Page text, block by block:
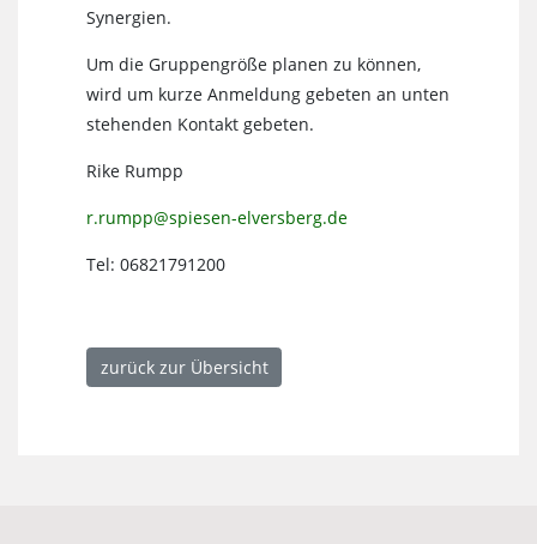
Synergien.
Um die Gruppengröße planen zu können,
wird um kurze Anmeldung gebeten an unten
stehenden Kontakt gebeten.
Rike Rumpp
r.rumpp@spiesen-elversberg.de
Tel: 06821791200
zurück zur Übersicht